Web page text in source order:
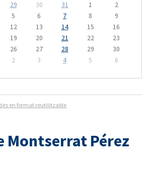
29 30 31 1
2
5 6 7 8
9
12 13 14 15
16
19 20 21 22
23
26 27 28 29
30
2 3 4 5 6
en format reutilitzable
Montserrat Pérez